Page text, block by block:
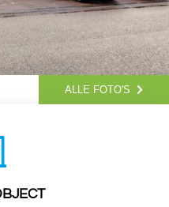
ALLE FOTO'S